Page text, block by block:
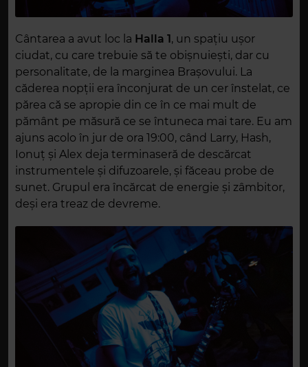
Cântarea a avut loc la Halla 1, un spațiu ușor
ciudat, cu care trebuie să te obișnuiești, dar cu
personalitate, de la marginea Brașovului. La
căderea nopții era înconjurat de un cer înstelat, ce
părea că se apropie din ce în ce mai mult de
pământ pe măsură ce se întuneca mai tare. Eu am
ajuns acolo în jur de ora 19:00, când Larry, Hash,
Ionuț și Alex deja terminaseră de descărcat
instrumentele și difuzoarele, și făceau probe de
sunet. Grupul era încărcat de energie și zâmbitor,
deși era treaz de devreme.